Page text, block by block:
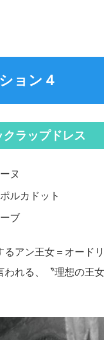
ョン４
ラップドレス
ヌ
ルカドット
ブ
るアン王女＝オード
れる、〝理想の王